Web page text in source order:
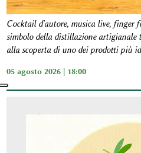
Cocktail d'autore, musica live, finger
simbolo della distillazione artigianale
alla scoperta di uno dei prodotti più
05 agosto 2026 | 18:00